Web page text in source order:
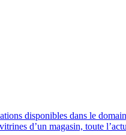
disponibles dans le
d’un magasin, toute